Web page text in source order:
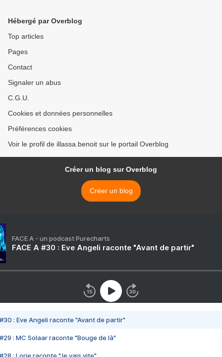
Hébergé par Overblog
Top articles
Pages
Contact
Signaler un abus
C.G.U.
Cookies et données personnelles
Préférences cookies
Voir le profil de illassa.benoit sur le portail Overblog
Créer un blog sur Overblog
Créer un blog
FACE A - un podcast Purecharts
FACE A #30 : Eve Angeli raconte "Avant de partir"
#30 : Eve Angeli raconte "Avant de partir"
#29 : MC Solaar raconte "Bouge de là"